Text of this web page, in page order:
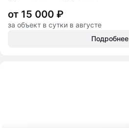
от 15 000 ₽
за объект в сутки в августе
Подробнее